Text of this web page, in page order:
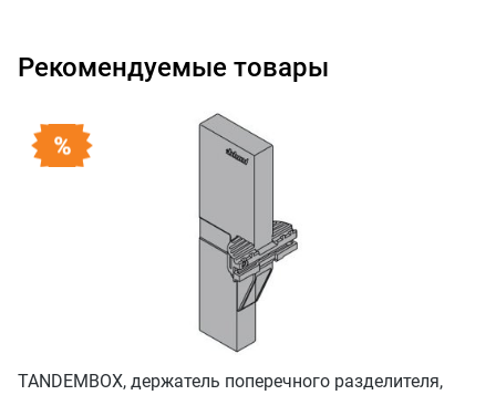
Рекомендуемые товары
TANDEMBOX, держатель поперечного разделителя,